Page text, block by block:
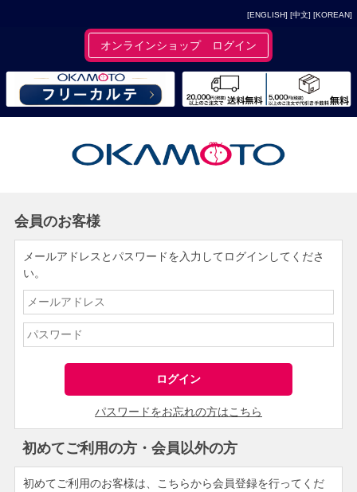
[ENGLISH] [中文] [KOREAN]
オンラインショップ ログイン
会員のお客様
メールアドレスとパスワードを入力してログインしてくださ
い。
パスワードをお忘れの方はこちら
初めてご利用の方・会員以外の方
初めてご利用のお客様は、こちらから会員登録を行ってくだ